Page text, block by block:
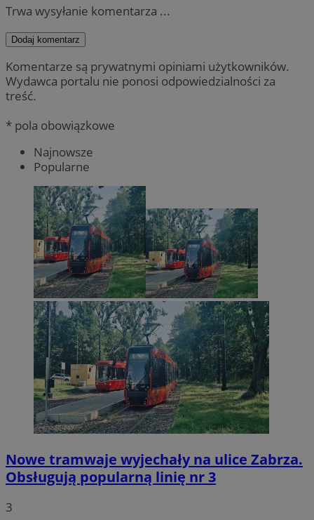
Trwa wysyłanie komentarza ...
Dodaj komentarz
Komentarze są prywatnymi opiniami użytkowników.
Wydawca portalu nie ponosi odpowiedzialności za
treść.
* pola obowiązkowe
Najnowsze
Popularne
Nowe tramwaje wyjechały na ulice Zabrza.
Obsługują popularną linię nr 3
3